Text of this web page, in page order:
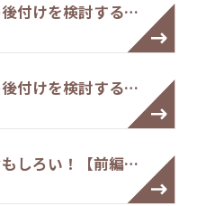
付けを検討する…
付けを検討する…
しろい！【前編…